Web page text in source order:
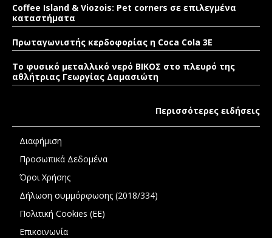
Coffee Island & Viozois: Pet corners σε επιλεγμένα
καταστήματα
Πρωταγωνιστής κερδοφορίας η Coca Cola 3E
Το φυσικό μεταλλικό νερό ΒΙΚΟΣ στο πλευρό της
αθλήτριας Γεωργίας Δαμασιώτη
Περισσότερες ειδήσεις
Διαφήμιση
Προσωπικά Δεδομένα
Όροι Χρήσης
Δήλωση συμμόρφωσης (2018/334)
Πολιτική Cookies (ΕΕ)
Επικοινωνία